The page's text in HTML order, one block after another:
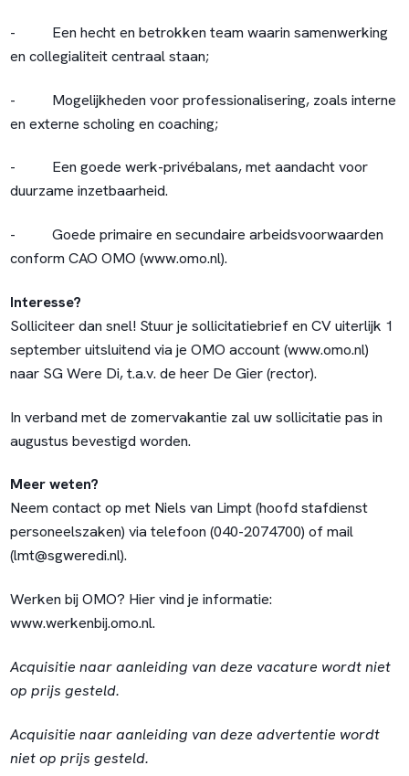
- Een hecht en betrokken team waarin samenwerking
en collegialiteit centraal staan;
- Mogelijkheden voor professionalisering, zoals interne
en externe scholing en coaching;
- Een goede werk-privébalans, met aandacht voor
duurzame inzetbaarheid.
- Goede primaire en secundaire arbeidsvoorwaarden
conform CAO OMO (www.omo.nl).
Interesse?
Solliciteer dan snel! Stuur je sollicitatiebrief en CV uiterlijk 1
september uitsluitend via je OMO account (www.omo.nl)
naar SG Were Di, t.a.v. de heer De Gier (rector).
In verband met de zomervakantie zal uw sollicitatie pas in
augustus bevestigd worden.
Meer weten?
Neem contact op met Niels van Limpt (hoofd stafdienst
personeelszaken) via telefoon (040-2074700) of mail
(lmt@sgweredi.nl).
Werken bij OMO? Hier vind je informatie:
www.werkenbij.omo.nl.
Acquisitie naar aanleiding van deze vacature wordt niet
op prijs gesteld.
Acquisitie naar aanleiding van deze advertentie wordt
niet op prijs gesteld.